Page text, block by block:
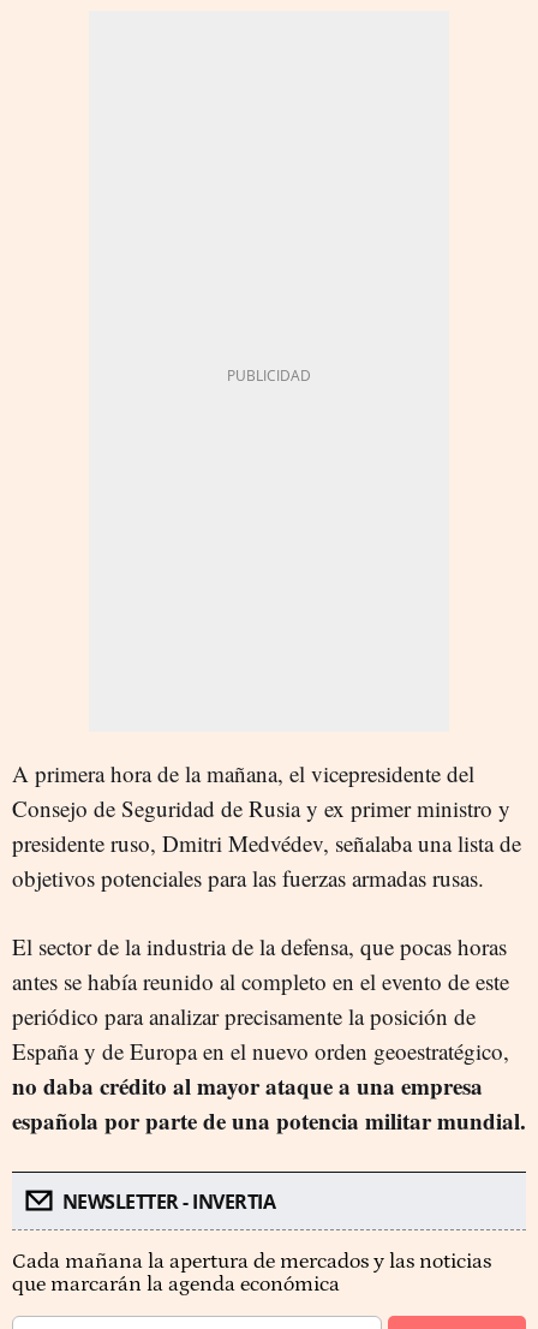
A primera hora de la mañana, el vicepresidente del
Consejo de Seguridad de Rusia y ex primer ministro y
presidente ruso, Dmitri Medvédev, señalaba una lista de
objetivos potenciales para las fuerzas armadas rusas.
El sector de la industria de la defensa, que pocas horas
antes se había reunido al completo en el evento de este
periódico para analizar precisamente la posición de
España y de Europa en el nuevo orden geoestratégico,
no daba crédito al mayor ataque a una empresa
española por parte de una potencia militar mundial.
NEWSLETTER - INVERTIA
Cada mañana la apertura de mercados y las noticias
que marcarán la agenda económica